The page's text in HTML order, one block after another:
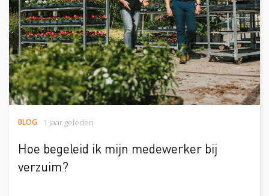
BLOG 1 jaar geleden
Hoe begeleid ik mijn medewerker bij
verzuim?